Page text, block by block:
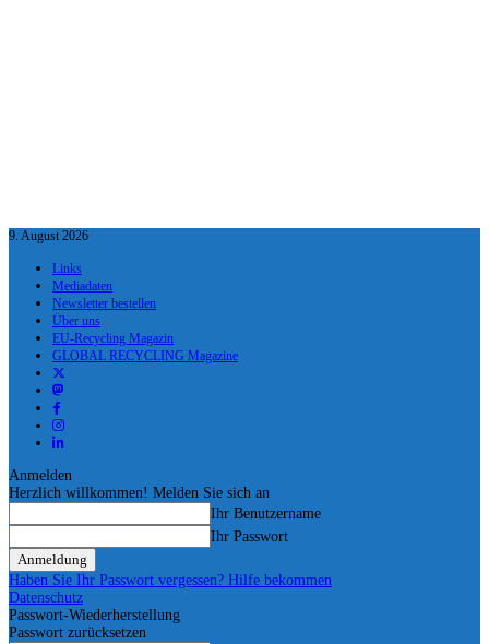
9. August 2026
Links
Mediadaten
Newsletter bestellen
Über uns
EU-Recycling Magazin
GLOBAL RECYCLING Magazine
Anmelden
Herzlich willkommen! Melden Sie sich an
Ihr Benutzername
Ihr Passwort
Haben Sie Ihr Passwort vergessen? Hilfe bekommen
Datenschutz
Passwort-Wiederherstellung
Passwort zurücksetzen